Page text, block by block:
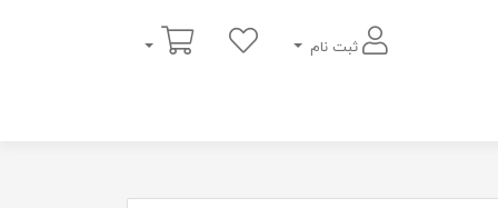
ثبت نام
سبد خرید